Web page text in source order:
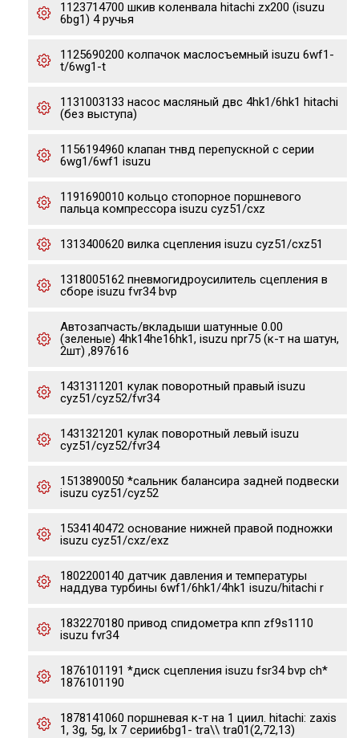
1123714700 шкив коленвала hitachi zx200 (isuzu
6bg1) 4 ручья
1125690200 колпачок маслосъемный isuzu 6wf1-
t/6wg1-t
1131003133 насос масляный двс 4hk1/6hk1 hitachi
(без выступа)
1156194960 клапан тнвд перепускной с серии
6wg1/6wf1 isuzu
1191690010 кольцо стопорное поршневого
пальца компрессора isuzu cyz51/cxz
1313400620 вилка сцепления isuzu cyz51/cxz51
1318005162 пневмогидроусилитель сцепления в
сборе isuzu fvr34 bvp
Автозапчасть/вкладыши шатунные 0.00
(зеленые) 4hk14he16hk1, isuzu npr75 (к-т на шатун,
2шт) ,897616
1431311201 кулак поворотный правый isuzu
cyz51/cyz52/fvr34
1431321201 кулак поворотный левый isuzu
cyz51/cyz52/fvr34
1513890050 *сальник балансира задней подвески
isuzu cyz51/cyz52
1534140472 основание нижней правой подножки
isuzu cyz51/cxz/exz
1802200140 датчик давления и температуры
наддува турбины 6wf1/6hk1/4hk1 isuzu/hitachi r
1832270180 привод спидометра кпп zf9s1110
isuzu fvr34
1876101191 *диск сцепления isuzu fsr34 bvp ch*
1876101190
1878141060 поршневая к-т на 1 циил. hitachi: zaxis
1, 3g, 5g, lx 7 серии6bg1- tra\\ tra01(2,72,13)